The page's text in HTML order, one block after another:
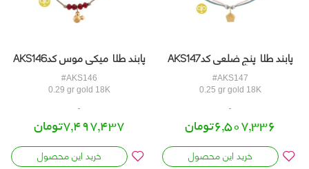
پابند طلا پنج ضلعی کدAKS147
#AKS147
0.25 gr gold 18K
6,507,336تومان
خرید این محصول
پابند طلا میکی موس کدAKS146
#AKS146
0.29 gr gold 18K
7,497,437تومان
خرید این محصول